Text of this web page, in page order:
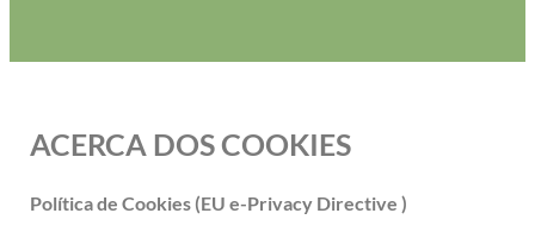
ACERCA DOS COOKIES
Política de Cookies (EU e-Privacy Directive )